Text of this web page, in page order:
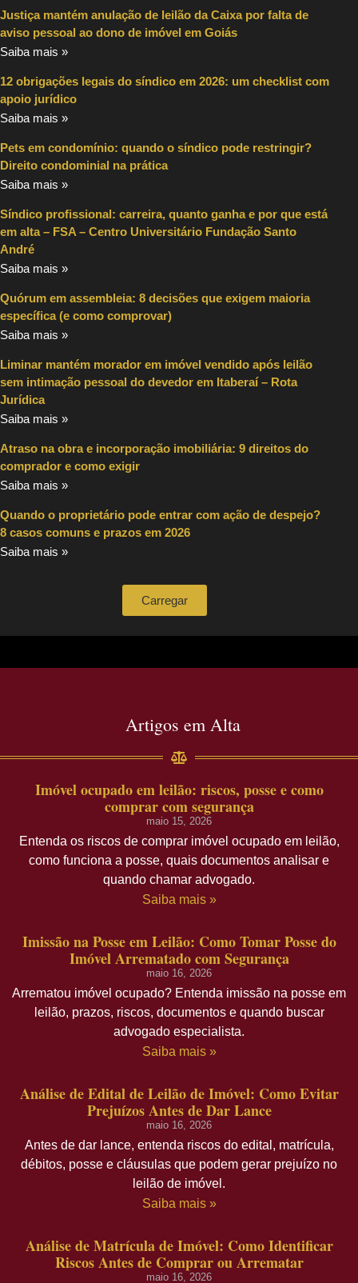
Justiça mantém anulação de leilão da Caixa por falta de
aviso pessoal ao dono de imóvel em Goiás
Saiba mais »
12 obrigações legais do síndico em 2026: um checklist com
apoio jurídico
Saiba mais »
Pets em condomínio: quando o síndico pode restringir?
Direito condominial na prática
Saiba mais »
Síndico profissional: carreira, quanto ganha e por que está
em alta – FSA – Centro Universitário Fundação Santo
André
Saiba mais »
Quórum em assembleia: 8 decisões que exigem maioria
específica (e como comprovar)
Saiba mais »
Liminar mantém morador em imóvel vendido após leilão
sem intimação pessoal do devedor em Itaberaí – Rota
Jurídica
Saiba mais »
Atraso na obra e incorporação imobiliária: 9 direitos do
comprador e como exigir
Saiba mais »
Quando o proprietário pode entrar com ação de despejo?
8 casos comuns e prazos em 2026
Saiba mais »
Carregar
Artigos em Alta
Imóvel ocupado em leilão: riscos, posse e como
comprar com segurança
maio 15, 2026
Entenda os riscos de comprar imóvel ocupado em leilão,
como funciona a posse, quais documentos analisar e
quando chamar advogado.
Saiba mais »
Imissão na Posse em Leilão: Como Tomar Posse do
Imóvel Arrematado com Segurança
maio 16, 2026
Arrematou imóvel ocupado? Entenda imissão na posse em
leilão, prazos, riscos, documentos e quando buscar
advogado especialista.
Saiba mais »
Análise de Edital de Leilão de Imóvel: Como Evitar
Prejuízos Antes de Dar Lance
maio 16, 2026
Antes de dar lance, entenda riscos do edital, matrícula,
débitos, posse e cláusulas que podem gerar prejuízo no
leilão de imóvel.
Saiba mais »
Análise de Matrícula de Imóvel: Como Identificar
Riscos Antes de Comprar ou Arrematar
maio 16, 2026